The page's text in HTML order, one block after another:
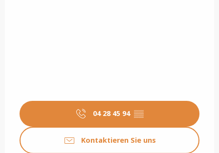
04 28 45 94 ▒▒
Kontaktieren Sie uns